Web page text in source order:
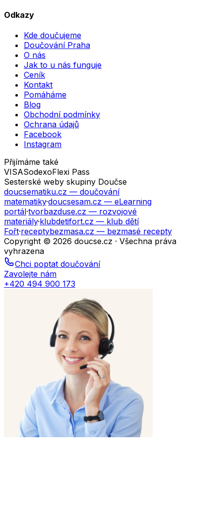
Odkazy
Kde doučujeme
Doučování Praha
O nás
Jak to u nás funguje
Ceník
Kontakt
Pomáháme
Blog
Obchodní podmínky
Ochrana údajů
Facebook
Instagram
Přijímáme také
VISASodexoFlexi Pass
Sesterské weby skupiny Doučse
doucsematiku.cz — doučování
matematiky·doucsesam.cz — eLearning
portál·tvorbazduse.cz — rozvojové
materiály·klubdetifort.cz — klub dětí
Fořt·receptybezmasa.cz — bezmasé recepty
Copyright © 2026 doucse.cz · Všechna práva
vyhrazena
Chci poptat doučování
Zavolejte nám
+420 494 900 173